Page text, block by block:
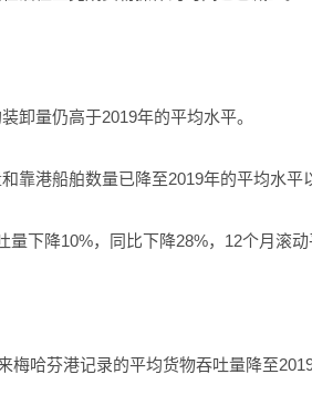
量仍高于2019年的平均水平。
港船舶数量已降至2019年的平均水平
降10%，同比下降28%，12个月滚动
哈芬港记录的平均货物吞吐量降至